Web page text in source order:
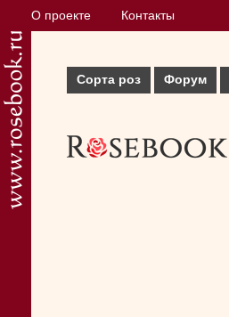
О проекте Контакты
Сорта роз Форум